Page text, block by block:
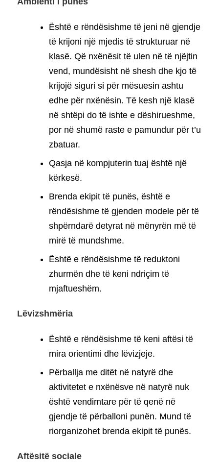
Është e rëndësishme të jeni në gjendje
të krijoni një mjedis të strukturuar në
klasë. Që nxënësit të ulen në të njëjtin
vend, mundësisht në shesh dhe kjo të
krijojë siguri si për mësuesin ashtu
edhe për nxënësin. Të kesh një klasë
në shtëpi do të ishte e dëshirueshme,
por në shumë raste e pamundur për t’u
zbatuar.
Qasja në kompjuterin tuaj është një
kërkesë.
Brenda ekipit të punës, është e
rëndësishme të gjenden modele për të
shpërndarë detyrat në mënyrën më të
mirë të mundshme.
Është e rëndësishme të reduktoni
zhurmën dhe të keni ndriçim të
mjaftueshëm.
Lëvizshmëria
Është e rëndësishme të keni aftësi të
mira orientimi dhe lëvizjeje.
Përballja me ditët në natyrë dhe
aktivitetet e nxënësve në natyrë nuk
është vendimtare për të qenë në
gjendje të përballoni punën. Mund të
riorganizohet brenda ekipit të punës.
Aftësitë sociale